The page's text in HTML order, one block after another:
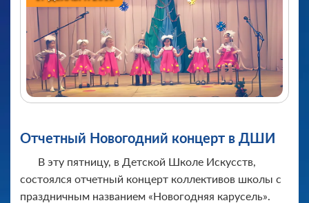
Отчетный Новогодний концерт в ДШИ
В эту пятницу, в Детской Школе Искусств,
состоялся отчетный концерт коллективов школы с
праздничным названием «Новогодняя карусель».